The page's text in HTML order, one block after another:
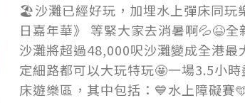
🏖️沙灘已經好玩，加埋水上彈床同玩
日嘉年華》 等緊大家去消暑啊💦😆
沙灘將超過48,000呎沙灘變成全港最
定細路都可以大玩特玩🤩一場3.5小
床遊樂區，其中包括：💙水上障礙賽